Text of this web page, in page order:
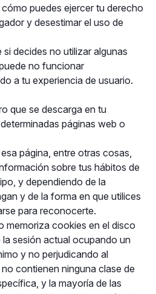
puedes ejercer tu derecho
y desestimar el uso de
si decides no utilizar algunas
no funcionar
a tu experiencia de usuario.
que se descarga en tu
páginas web o
página, entre otras cosas,
sobre tus hábitos de
y dependiendo de la
y de la forma en que utilices
para reconocerte.
memoriza cookies en el disco
sesión actual ocupando un
y no perjudicando al
contienen ninguna clase de
y la mayoría de las